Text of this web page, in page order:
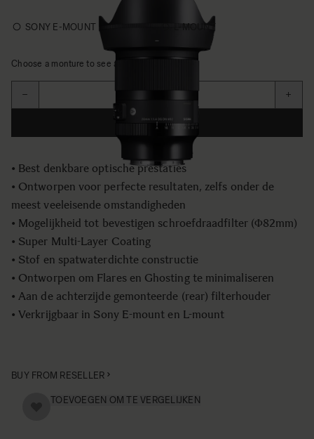
SONY E-MOUNT L-MOUNT
Choose a monture to see availability
− +
IN WINKELWAGEN
• Best denkbare optische prestaties
• Ontworpen voor perfecte resultaten, zelfs onder de
meest veeleisende omstandigheden
• Mogelijkheid tot bevestigen schroefdraadfilter (Φ82mm)
• Super Multi-Layer Coating
• Stof en spatwaterdichte constructie
• Ontworpen om Flares en Ghosting te minimaliseren
• Aan de achterzijde gemonteerde (rear) filterhouder
• Verkrijgbaar in Sony E-mount en L-mount
BUY FROM RESELLER
TOEVOEGEN OM TE VERGELIJKEN